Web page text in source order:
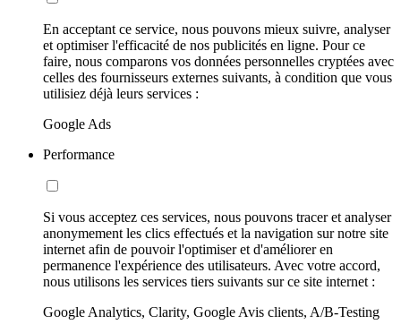
En acceptant ce service, nous pouvons mieux suivre, analyser
et optimiser l'efficacité de nos publicités en ligne. Pour ce
faire, nous comparons vos données personnelles cryptées avec
celles des fournisseurs externes suivants, à condition que vous
utilisiez déjà leurs services :
Google Ads
Performance
Si vous acceptez ces services, nous pouvons tracer et analyser
anonymement les clics effectués et la navigation sur notre site
internet afin de pouvoir l'optimiser et d'améliorer en
permanence l'expérience des utilisateurs. Avec votre accord,
nous utilisons les services tiers suivants sur ce site internet :
Google Analytics, Clarity, Google Avis clients, A/B-Testing